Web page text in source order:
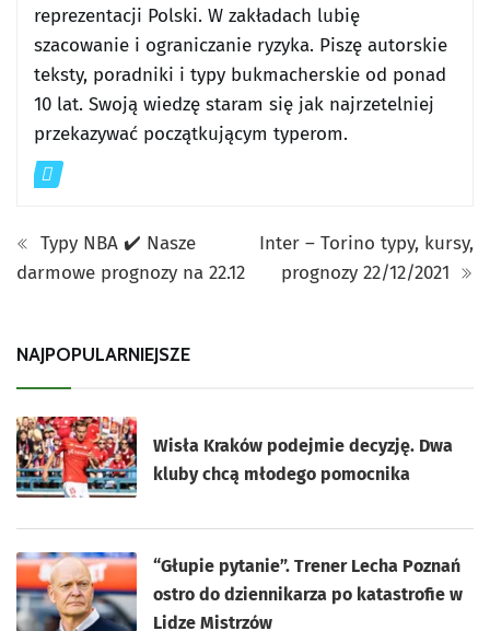
reprezentacji Polski. W zakładach lubię
szacowanie i ograniczanie ryzyka. Piszę autorskie
teksty, poradniki i typy bukmacherskie od ponad
10 lat. Swoją wiedzę staram się jak najrzetelniej
przekazywać początkującym typerom.
Typy NBA ✔️ Nasze
darmowe prognozy na 22.12
Inter – Torino typy, kursy,
prognozy 22/12/2021
NAJPOPULARNIEJSZE
Wisła Kraków podejmie decyzję. Dwa
kluby chcą młodego pomocnika
“Głupie pytanie”. Trener Lecha Poznań
ostro do dziennikarza po katastrofie w
Lidze Mistrzów